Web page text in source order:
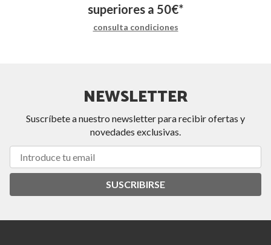
superiores a 50€*
consulta condiciones
NEWSLETTER
Suscríbete a nuestro newsletter para recibir ofertas y
novedades exclusivas.
SUSCRIBIRSE